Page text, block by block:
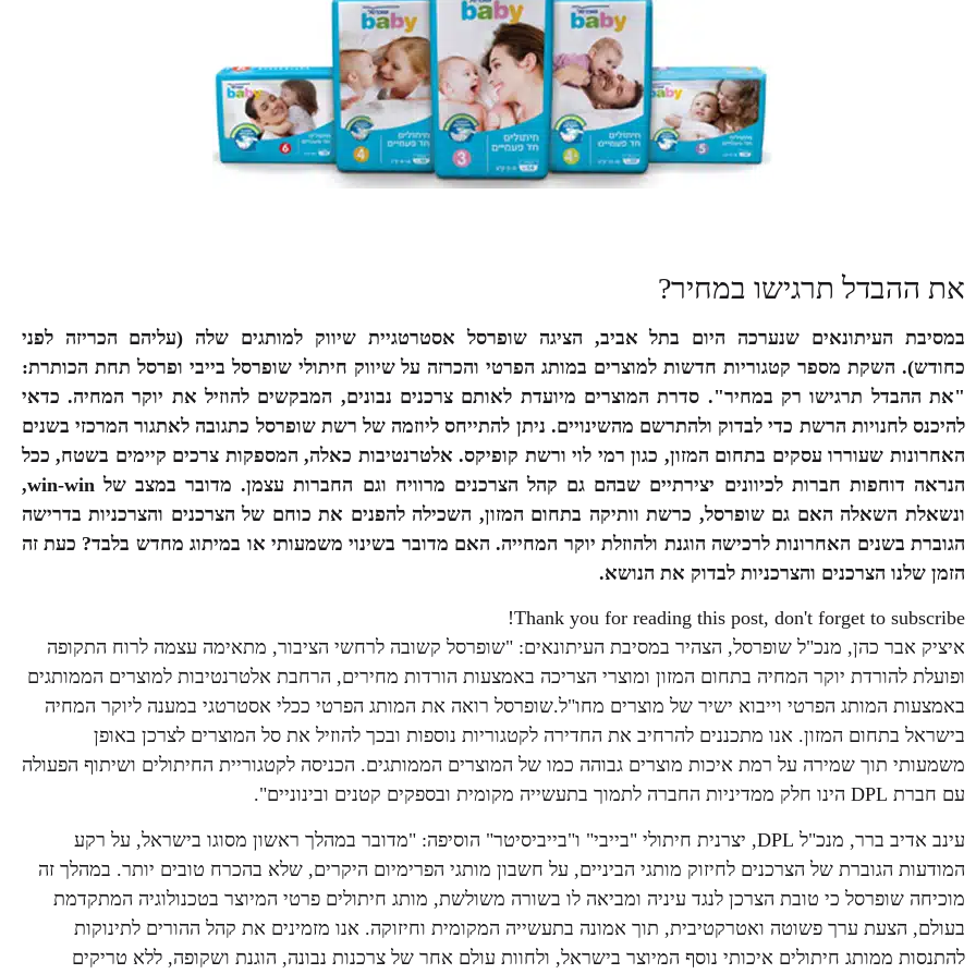
את ההבדל תרגישו במחיר?
במסיבת העיתונאים שנערכה היום בתל אביב, הציגה שופרסל אסטרטגיית שיווק למותגים שלה (עליהם הכריזה לפני
כחודש).השקתמספר קטגוריות חדשות למוצרים במותג הפרטי והכרזה על שיווק חיתולי שופרסל בייבי ופרסל תחת הכותרת:
"את ההבדל תרגישו רק במחיר". סדרת המוצרים מיועדת לאותם צרכנים נבונים, המבקשים להוזיל את יוקר המחיה. כדאי
להיכנס לחנויות הרשת כדי לבדוק ולהתרשם מהשינויים. ניתן להתייחס ליוזמה של רשת שופרסל כתגובה לאתגור המרכזי בשנים
האחרונות שעוררו עסקים בתחום המזון, כגון רמי לוי ורשת קופיקס. אלטרנטיבות כאלה, המספקות צרכים קיימים בשטח, ככל
הנראה דוחפות חברות לכיוונים יצירתיים שבהם גם קהל הצרכנים מרוויח וגם החברות עצמן. מדובר במצב של win-win,
ונשאלת השאלה האם גם שופרסל, כרשת וותיקה בתחום המזון, השכילה להפנים את כוחם של הצרכנים והצרכניות בדרישה
הגוברת בשנים האחרונות לרכישה הוגנת ולהוזלת יוקר המחייה. האם מדובר בשינוי משמעותי או במיתוג מחדש בלבד? כעת זה
הזמן שלנו הצרכנים והצרכניות לבדוק את הנושא.
Thank you for reading this post, don't forget to subscribe!
איציק אבר כהן, מנכ"ל שופרסל, הצהיר במסיבת העיתונאים: "שופרסל קשובה לרחשי הציבור, מתאימה עצמה לרוח התקופה
ופועלת להורדת יוקר המחיה בתחום המזון ומוצרי הצריכה באמצעות הורדות מחירים, הרחבת אלטרנטיבות למוצרים הממותגים
באמצעות המותג הפרטי וייבוא ישיר של מוצרים מחו"ל.שופרסל רואה את המותג הפרטי ככלי אסטרטגי במענה ליוקר המחיה
בישראל בתחום המזון. אנו מתכננים להרחיב את החדירה לקטגוריות נוספות ובכך להוזיל את סל המוצרים לצרכן באופן
משמעותי תוך שמירה על רמת איכות מוצרים גבוהה כמו של המוצרים הממותגים. הכניסה לקטגוריית החיתולים ושיתוף הפעולה
עם חברת DPL הינו חלק ממדיניות החברה לתמוך בתעשייה מקומית ובספקים קטנים ובינוניים".
עינב אדיב ברר, מנכ"ל DPL, יצרנית חיתולי "בייבי" ו"בייביסיטר" הוסיפה: "מדובר במהלך ראשון מסוגו בישראל, על רקע
המודעות הגוברת של הצרכנים לחיזוק מותגי הביניים, על חשבון מותגי הפרימיום היקרים, שלא בהכרח טובים יותר. במהלך זה
מוכיחה שופרסל כי טובת הצרכן לנגד עיניה ומביאה לו בשורה משולשת, מותג חיתולים פרטי המיוצר בטכנולוגיה המתקדמת
בעולם, הצעת ערך פשוטה ואטרקטיבית, תוך אמונה בתעשייה המקומית וחיזוקה. אנו מזמינים את קהל ההורים לתינוקות
להתנסות ממותג חיתולים איכותי נוסף המיוצר בישראל, ולחוות עולם אחר של צרכנות נבונה, הוגנת ושקופה, ללא טריקים